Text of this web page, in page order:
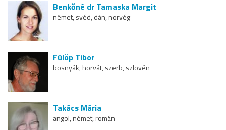
Benkőné dr Tamaska Margit
német, svéd, dán, norvég
Fülöp Tibor
bosnyák, horvát, szerb, szlovén
Takács Mária
angol, német, román